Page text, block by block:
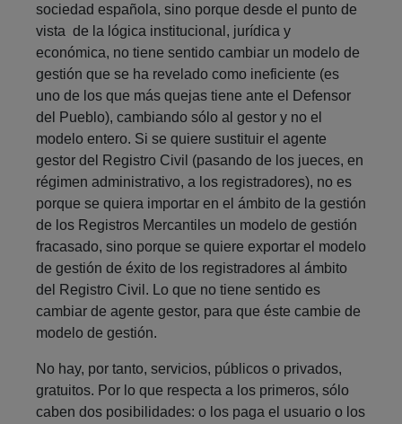
sociedad española, sino porque desde el punto de
vista de la lógica institucional, jurídica y
económica, no tiene sentido cambiar un modelo de
gestión que se ha revelado como ineficiente (es
uno de los que más quejas tiene ante el Defensor
del Pueblo), cambiando sólo al gestor y no el
modelo entero. Si se quiere sustituir el agente
gestor del Registro Civil (pasando de los jueces, en
régimen administrativo, a los registradores), no es
porque se quiera importar en el ámbito de la gestión
de los Registros Mercantiles un modelo de gestión
fracasado, sino porque se quiere exportar el modelo
de gestión de éxito de los registradores al ámbito
del Registro Civil. Lo que no tiene sentido es
cambiar de agente gestor, para que éste cambie de
modelo de gestión.
No hay, por tanto, servicios, públicos o privados,
gratuitos. Por lo que respecta a los primeros, sólo
caben dos posibilidades: o los paga el usuario o los